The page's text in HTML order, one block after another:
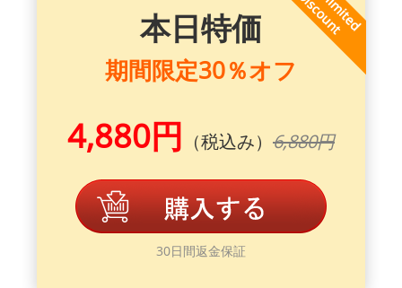
本日特価
期間限定30％オフ
4,880円 （税込み） 6,880円
30日間返金保証